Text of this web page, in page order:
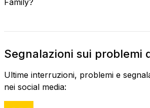
Segnalazioni sui problemi
Ultime interruzioni, problemi e
nei social media: